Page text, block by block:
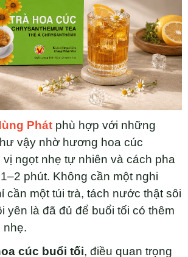
Phát phù hợp với những
vậy nhờ hương hoa cúc
ngọt nhẹ tự nhiên và cách pha
phút. Không cần một nghi
cần một túi trà, tách nước thật sôi
yên là đã đủ để buổi tối có thêm
nhẹ.
cúc buổi tối, điều quan trọng